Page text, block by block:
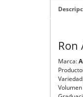
Ron
Marca: